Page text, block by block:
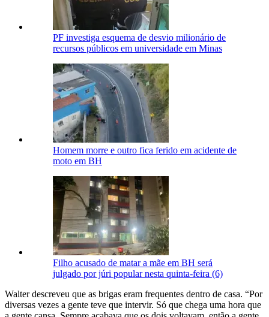
PF investiga esquema de desvio milionário de
recursos públicos em universidade em Minas
Homem morre e outro fica ferido em acidente de
moto em BH
Filho acusado de matar a mãe em BH será
julgado por júri popular nesta quinta-feira (6)
Walter descreveu que as brigas eram frequentes dentro de casa. “Por
diversas vezes a gente teve que intervir. Só que chega uma hora que